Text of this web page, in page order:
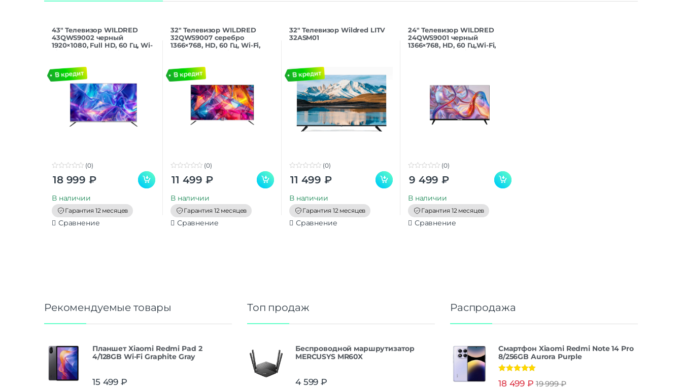
43″ Телевизор WILDRED
43QWS9002 черный
1920×1080, Full HD, 60 Гц, Wi-
o
(0)
18 999 ₽
В наличии
Гарантия 12 месяцев
Сравнение
32″ Телевизор WILDRED
32QWS9007 серебро
1366×768, HD, 60 Гц, Wi-Fi,
o
(0)
11 499 ₽
В наличии
Гарантия 12 месяцев
Сравнение
32″ Телевизор Wildred LITV
32ASM01
o
(0)
11 499 ₽
В наличии
Гарантия 12 месяцев
Сравнение
24″ Телевизор WILDRED
24QWS9001 черный
1366×768, HD, 60 Гц,Wi-Fi,
o
o
(0)
9 499 ₽
В наличии
Гарантия 12 месяцев
Сравнение
Рекомендуемые товары
Планшет Xiaomi Redmi Pad 2
4/128GB Wi-Fi Graphite Gray
15 499 ₽
Топ продаж
Беспроводной маршрутизатор
MERCUSYS MR60X
4 599 ₽
Распродажа
Смартфон Xiaomi Redmi Note 14 Pro
8/256GB Aurora Purple
из 5
18 499 ₽ 19 999₽